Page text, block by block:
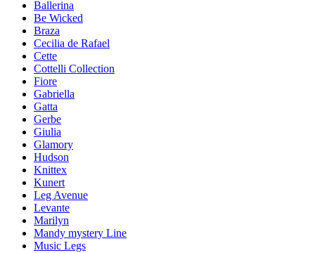
Ballerina
Be Wicked
Braza
Cecilia de Rafael
Cette
Cottelli Collection
Fiore
Gabriella
Gatta
Gerbe
Giulia
Glamory
Hudson
Knittex
Kunert
Leg Avenue
Levante
Marilyn
Mandy mystery Line
Music Legs